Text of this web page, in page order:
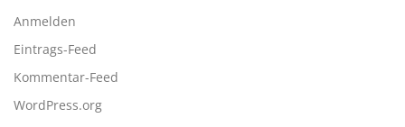
Anmelden
Eintrags-Feed
Kommentar-Feed
WordPress.org